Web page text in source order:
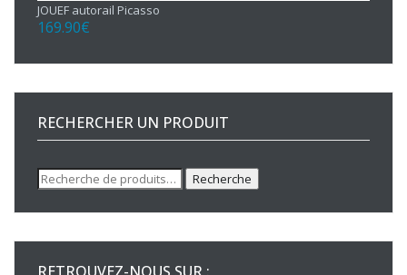
JOUEF autorail Picasso
169.90€
RECHERCHER UN PRODUIT
Recherche
pour :
Recherche